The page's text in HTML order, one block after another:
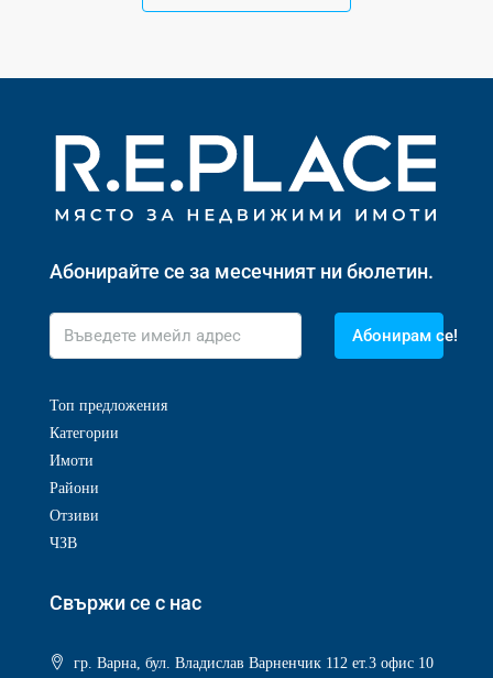
Абонирайте се за месечният ни бюлетин.
Абонирам се!
Топ предложения
Категории
Имоти
Райони
Отзиви
ЧЗВ
Свържи се с нас
гр. Варна, бул. Владислав Варненчик 112 ет.3 офис 10